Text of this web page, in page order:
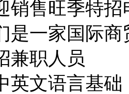
销售旺季特
是一家国际
兼职人员
英文语言基础